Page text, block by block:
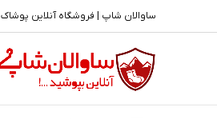
ساوالان شاپ | فروشگاه آنلاین پوشاک